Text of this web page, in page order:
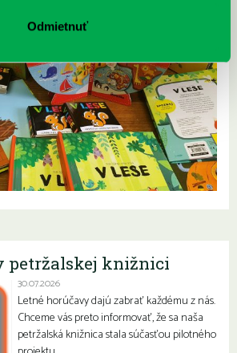
Odmietnuť
v petržalskej knižnici
30.07.2026
Letné horúčavy dajú zabrať každému z nás.
Chceme vás preto informovať, že sa naša
petržalská knižnica stala súčasťou pilotného